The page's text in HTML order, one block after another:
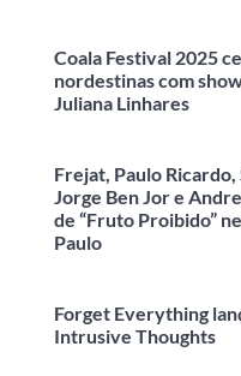
Coala Festival 2025
nordestinas com
Juliana Linhares
Frejat, Paulo
Jorge Ben Jor e
de “Fruto Proibido”
Paulo
Forget Everything
Intrusive Thoughts